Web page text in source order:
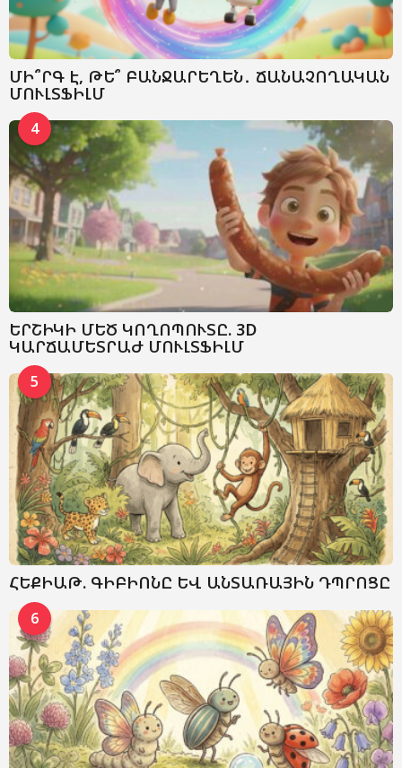
ՄԻ՞ՐԳ Է, ԹԵ՞ ԲԱՆՋԱՐԵՂԵՆ․ ՃԱՆԱՉՈՂԱԿԱՆ
ՄՈՒԼՏՖԻԼՄ
4
ԵՐՇԻԿԻ ՄԵԾ ԿՈՂՈՊՈՒՏԸ. 3D
ԿԱՐՃԱՄԵՏՐԱԺ ՄՈՒԼՏՖԻԼՄ
5
ՀԵՔԻԱԹ. ԳԻԲԻՈՆԸ ԵՎ ԱՆՏԱՌԱՅԻՆ ԴՊՐՈՑԸ
6